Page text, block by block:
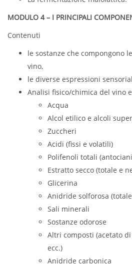
MODULO 4 – I PRINCIPALI
Contenuti
le sostanze che compongono
vino,
le diverse espressioni
Analisi fisico/chimica del vino
Acqua
Alcol etilico e alcoli
Zuccheri
Acidi (fissi e volatili)
Polifenoli totali
Estratto secco (totale e
Glicerina
Anidride solforosa
Sali minerali
Sostanze odorose
Altri composti (acetato
ecc.)
Anidride carbonica